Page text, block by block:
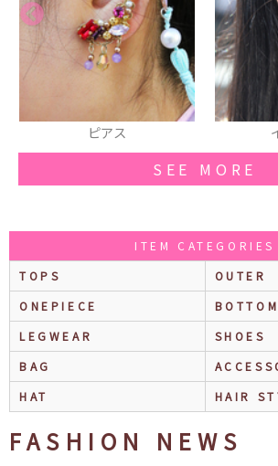
SEE MORE
ITEM CATEGORIES
TOPS
OUTER
ONEPIECE
LEGWEAR
SHOES
BAG
HAT
HAIR
FASHION NEWS